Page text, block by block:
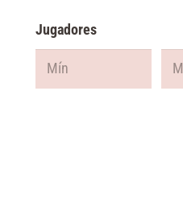
Jugadores